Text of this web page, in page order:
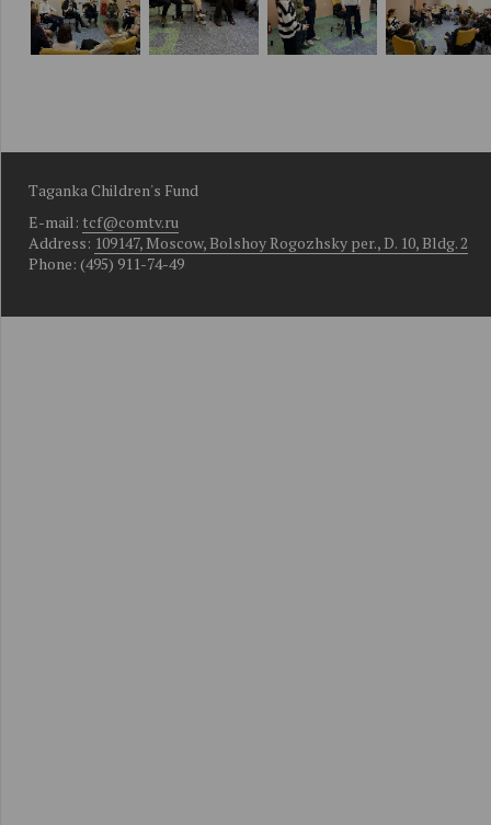
Taganka Children's Fund
E-mail: tcf@comtv.ru
Address: 109147, Moscow, Bolshoy Rogozhsky per., D. 10, Bldg. 2
Phone: (495) 911-74-49